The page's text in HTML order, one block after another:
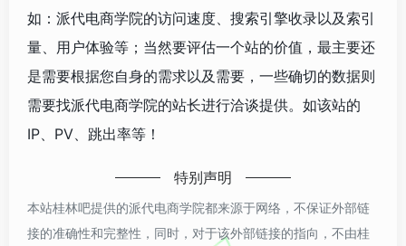
如：派代电商学院的访问速度、搜索引擎收录以及索引
量、用户体验等；当然要评估一个站的价值，最主要还
是需要根据您自身的需求以及需要，一些确切的数据则
需要找派代电商学院的站长进行洽谈提供。如该站的
IP、PV、跳出率等！
特别声明
本站桂林吧提供的派代电商学院都来源于网络，不保证外部链
接的准确性和完整性，同时，对于该外部链接的指向，不由桂